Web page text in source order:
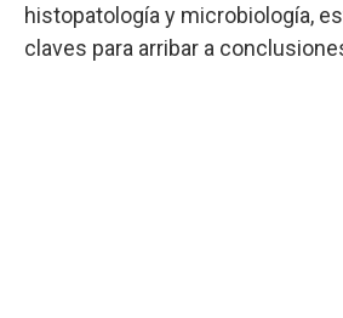
histopatología y microbiología,
claves para arribar a